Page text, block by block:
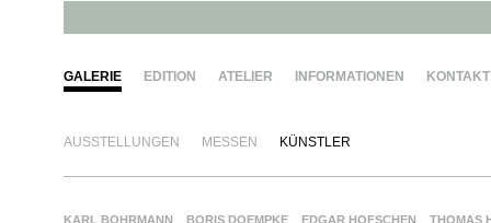
GALERIE EDITION ATELIER INFORMATIONEN KONTAKT
AUSSTELLUNGEN MESSEN KÜNSTLER
KARL BOHRMANN BORIS DOEMPKE EDGAR HOFSCHEN
THOMAS